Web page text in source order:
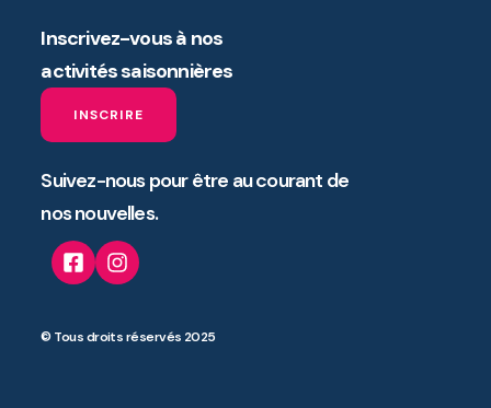
Inscrivez-vous à nos
activités saisonnières
INSCRIRE
Suivez-nous pour être au courant de
nos nouvelles.
© Tous droits réservés 2025